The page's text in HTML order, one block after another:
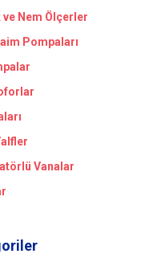
ve Nem Ölçerler
Pompaları
Vanalar